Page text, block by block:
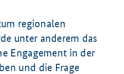
regionalen
unter anderem das
Engagement in der
und die Frage